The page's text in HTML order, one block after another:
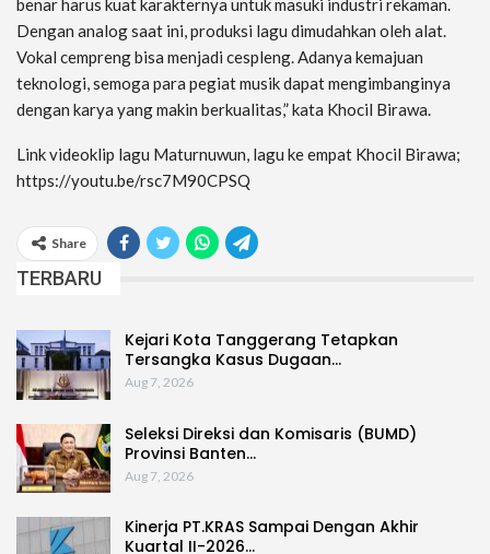
benar harus kuat karakternya untuk masuki industri rekaman.
Dengan analog saat ini, produksi lagu dimudahkan oleh alat.
Vokal cempreng bisa menjadi cespleng. Adanya kemajuan
teknologi, semoga para pegiat musik dapat mengimbanginya
dengan karya yang makin berkualitas,” kata Khocil Birawa.
Link videoklip lagu Maturnuwun, lagu ke empat Khocil Birawa;
https://youtu.be/rsc7M90CPSQ
Share
TERBARU
Kejari Kota Tanggerang Tetapkan
Tersangka Kasus Dugaan…
Aug 7, 2026
Seleksi Direksi dan Komisaris (BUMD)
Provinsi Banten…
Aug 7, 2026
Kinerja PT.KRAS Sampai Dengan Akhir
Kuartal II-2026…